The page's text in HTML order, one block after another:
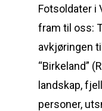
Fotsoldater i
fram til oss:
avkjøringen
“Birkeland”
landskap,
personer,